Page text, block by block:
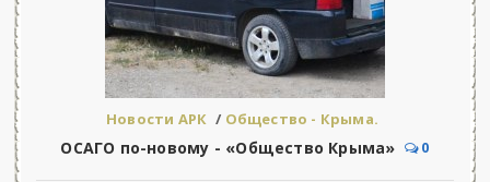
Новости АРК / Общество - Крыма.
ОСАГО по-новому - «Общество Крыма» 0